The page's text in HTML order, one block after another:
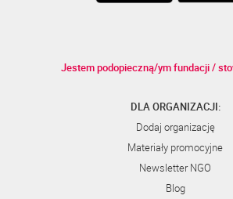
Jestem podopieczną/ym fundacji /
DLA ORGANIZACJI:
Dodaj organizację
Materiały promocyjne
Newsletter NGO
Blog